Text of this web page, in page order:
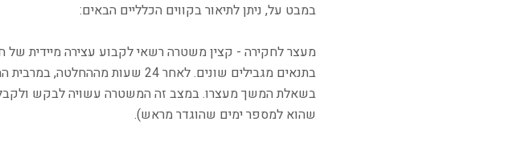
במבט על, ניתן לתיאור בקווים הכלליים הבאים:
מעצר לחקירה - קצין משטרה רשאי לקבוע עצירה מיידית
בתנאים מגבילים שונים. לאחר 24
בשאלת המשך מעצרו. במצב זה המשטרה עשויה לבקש ולקבל
שהוא למספר ימים שהוגדר מראש).